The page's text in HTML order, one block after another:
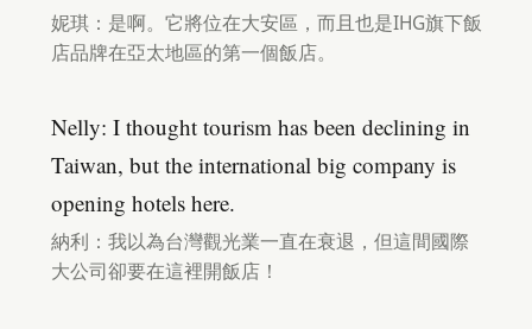
妮琪：是啊。它將位在大安區，而且也是IHG旗下飯
店品牌在亞太地區的第一個飯店。
Nelly: I thought tourism has been declining in
Taiwan, but the international big company is
opening hotels here.
納利：我以為台灣觀光業一直在衰退，但這間國際
大公司卻要在這裡開飯店！